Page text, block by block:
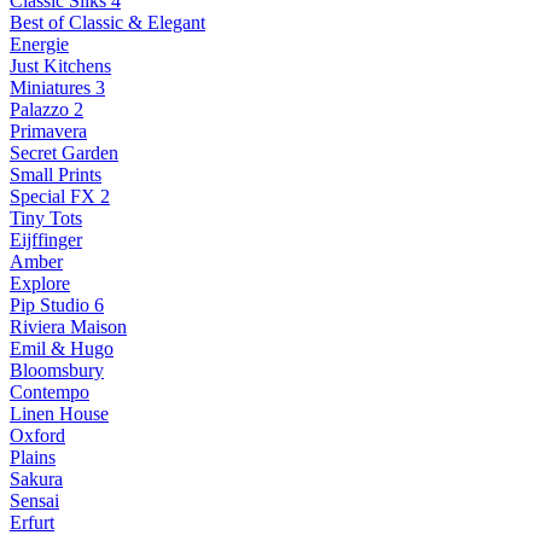
Best of Classic & Elegant
Energie
Just Kitchens
Miniatures 3
Palazzo 2
Primavera
Secret Garden
Small Prints
Special FX 2
Tiny Tots
Eijffinger
Amber
Explore
Pip Studio 6
Riviera Maison
Emil & Hugo
Bloomsbury
Contempo
Linen House
Oxford
Plains
Sakura
Sensai
Erfurt